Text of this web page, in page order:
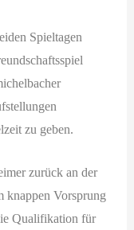
Spieltagen
zu geben.
zurück an der
knappen Vorsprung
Qualifikation für